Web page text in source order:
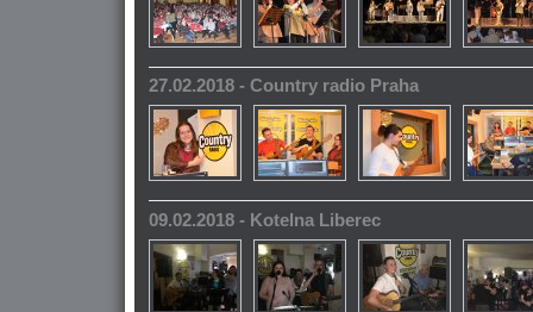
27.02.2018 - Country radio Praha
09.02.2018 - Kotelna Liberec